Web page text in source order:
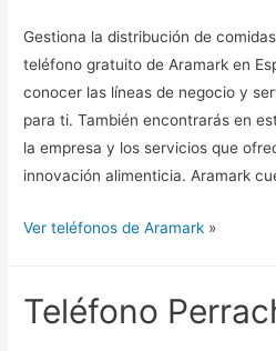
Gestiona la distribución de
teléfono gratuito de Aramark en
conocer las líneas de negocio y
para ti. También encontrarás en
la empresa y los servicios que
innovación alimenticia. Aramark
Ver teléfonos de Aramark »
Teléfono